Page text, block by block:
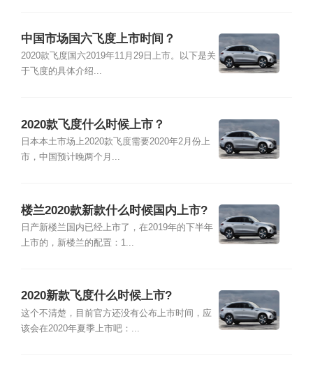
中国市场国六飞度上市时间？
2020款飞度国六2019年11月29日上市。以下是关
于飞度的具体介绍...
2020款飞度什么时候上市？
日本本土市场上2020款飞度需要2020年2月份上
市，中国预计晚两个月...
楼兰2020款新款什么时候国内上市?
日产新楼兰国内已经上市了，在2019年的下半年
上市的，新楼兰的配置：1...
2020新款飞度什么时候上市?
这个不清楚，目前官方还没有公布上市时间，应
该会在2020年夏季上市吧：...